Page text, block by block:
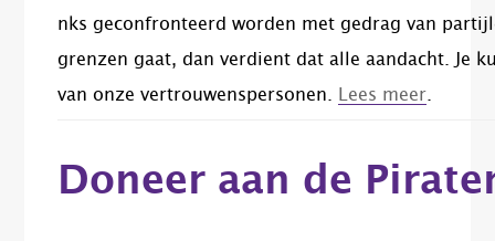
nks geconfronteerd worden met gedrag van
grenzen gaat, dan verdient dat alle aandacht. Je
van onze vertrouwenspersonen. Lees meer.
Doneer aan de